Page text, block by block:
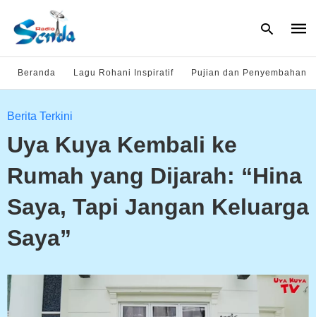
Beranda Lagu Rohani Inspiratif Pujian dan Penyembahan
Berita Terkini
Uya Kuya Kembali ke
Rumah yang Dijarah: “Hina
Saya, Tapi Jangan Keluarga
Saya”